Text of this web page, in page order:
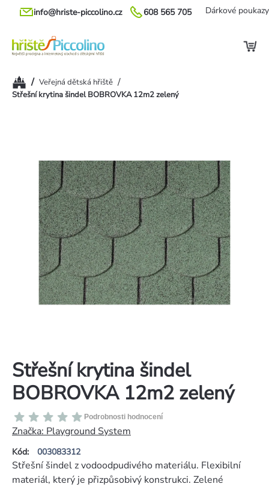
Přejít
608 565 705
info@hriste-piccolino.cz Dárkové poukazy
Domů/ Veřejná dětská hřiště /
Střešní krytina šindel BOBROVKA 12m2 zelený
Střešní krytina šindel
BOBROVKA 12m2 zelený
Kód: 003083312
Průměrné
hodnocení
produktu
je
Podrobnosti hodnocení
Značka: Playground System
Střešní šindel z vodoodpudivého materiálu. Flexibilní
materiál, který je přizpůsobivý konstrukci. Zelené